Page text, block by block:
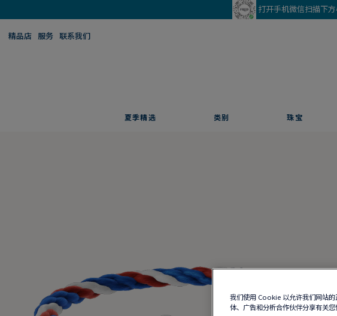
打开手机微信扫描下
精品店 服务 联系我们
夏季精选 类别 珠宝
我们使用 Cookie 以允许我们网站
体、广告和分析合作伙伴分享有关您